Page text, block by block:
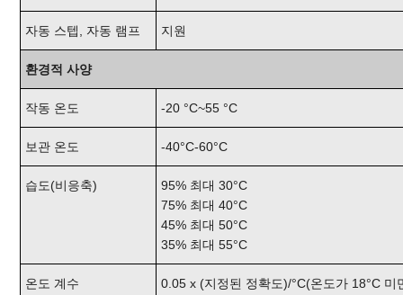
자동 스텝, 자동 램프 지원
환경적 사양
작동 온도 -20 °C~55 °C
보관 온도 -40°C-60°C
습도(비응축)
95% 최대 30°C
75% 최대 40°C
45% 최대 50°C
35% 최대 55°C
온도 계수 0.05 x (지정된 정확도)/°C(온도가 18°C 미